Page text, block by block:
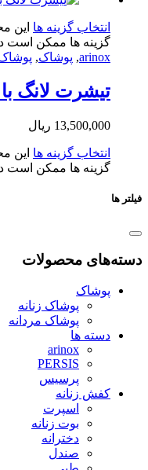
گزینه ها این محصول
ها ممکن است در صفحه
پوشاک,پوشاک زنانه,
لانگ با طرح
ریال
گزینه ها این محصول
ها ممکن است در صفحه
محصولات
پوشاک زنانه
پوشاک مردانه
ها
PERSIS
پرسیس
زنانه
اسپرت
بوت زنانه
دخترانه